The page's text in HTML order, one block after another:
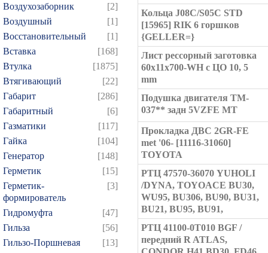
Воздухозаборник
[2]
Воздушный
[1]
Восстановительный
[1]
Вставка
[168]
Втулка
[1875]
Втягивающий
[22]
Габарит
[286]
Габаритный
[6]
Газматики
[117]
Гайка
[104]
Генератор
[148]
Герметик
[15]
Герметик-
формирователь
[3]
Гидромуфта
[47]
Гильза
[56]
Гильзо-Поршневая
[13]
Кольца J08C/S05C STD
[15965] RIK 6 горшков
{GELLER=}
Лист рессорный заготовка
60x11x700-WH с ЦО 10, 5
mm
Подушка двигателя TM-
037** задн 5VZFE MT
Прокладка ДВС 2GR-FE
met '06- [11116-31060]
TOYOTA
РТЦ 47570-36070 YUHOLI
/DYNA, TOYOACE BU30,
WU95, BU306, BU90, BU31,
BU21, BU95, BU91,
РТЦ 41100-0T010 BGF /
передний R ATLAS,